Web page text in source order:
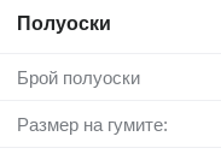
Полуоски
Брой полуоски
Размер на гумите: